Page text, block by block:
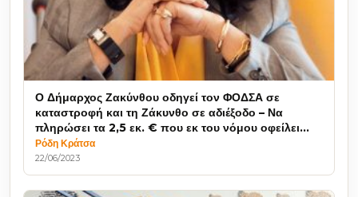
Ο Δήμαρχος Ζακύνθου οδηγεί τον ΦΟΔΣΑ σε
καταστροφή και τη Ζάκυνθο σε αδιέξοδο – Να
πληρώσει τα 2,5 εκ. € που εκ του νόμου οφείλει
στον ΦΟΔΣΑ
Ρόδη Κράτσα
22/06/2023